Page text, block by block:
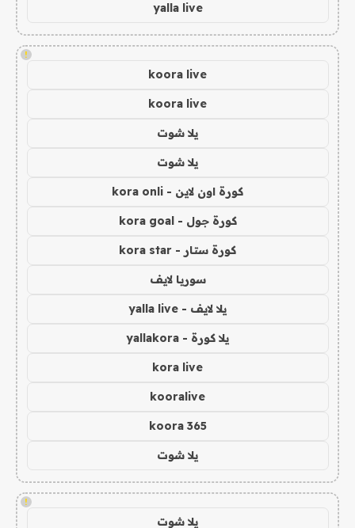
yalla live
!
koora live
koora live
يلا شوت
يلا شوت
كورة اون لاين - kora onli
كورة جول - kora goal
كورة ستار - kora star
سوريا لايف
يلا لايف - yalla live
يلا كورة - yallakora
kora live
kooralive
koora 365
يلا شوت
!
يلا شوت